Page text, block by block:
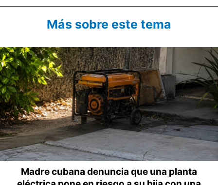
Más sobre este tema
Madre cubana denuncia que una planta